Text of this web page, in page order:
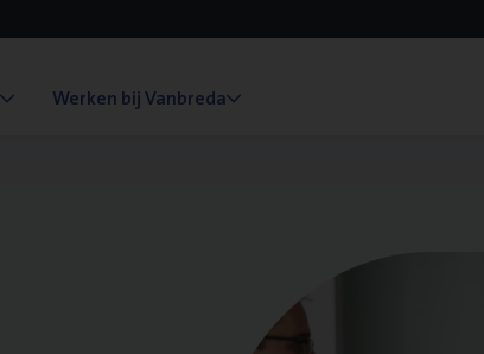
Werken bij Vanbreda